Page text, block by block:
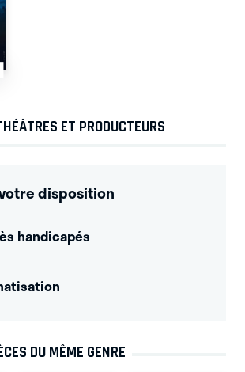
ET PRODUCTEURS
disposition
handicapés
DU MÊME GENRE